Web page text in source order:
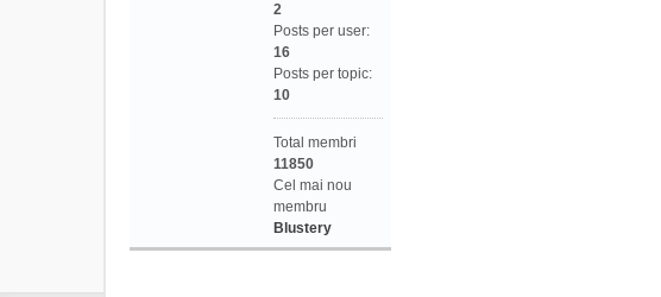
2
Posts per user:
16
Posts per topic:
10
Total membri
11850
Cel mai nou
membru
Blustery